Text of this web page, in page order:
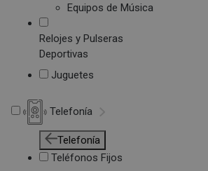
Equipos de Música
Relojes y Pulseras
Deportivas
Juguetes
Telefonía
Telefonía
Teléfonos Fijos